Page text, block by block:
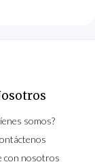
somos?
con nosotros